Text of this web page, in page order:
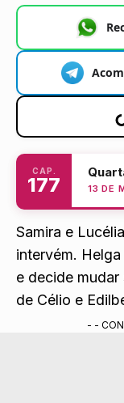
CAP.
177 13 DE
Samira e
intervém.
e decide
de Célio e
- -